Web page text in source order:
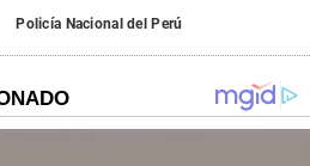
Policía Nacional del Perú